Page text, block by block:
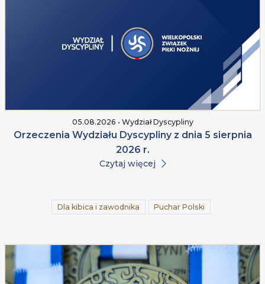
05.08.2026 • Wydział Dyscypliny
Orzeczenia Wydziału Dyscypliny z dnia 5 sierpnia
2026 r.
Czytaj więcej
Dla kibica i zawodnika Puchar Polski